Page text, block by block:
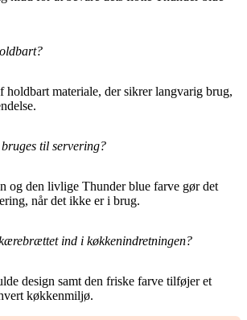
holdbart materiale, der sikrer langvarig brug,
til servering?
og den livlige Thunder blue farve gør det
når det ikke er i brug.
ind i køkkenindretningen?
design samt den friske farve tilføjer et
køkkenmiljø.